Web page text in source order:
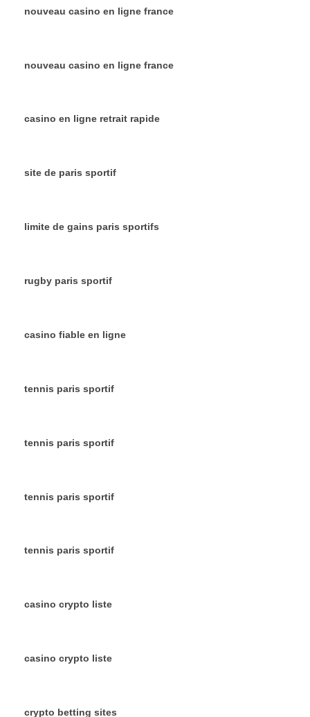
nouveau casino en ligne france
nouveau casino en ligne france
casino en ligne retrait rapide
site de paris sportif
limite de gains paris sportifs
rugby paris sportif
casino fiable en ligne
tennis paris sportif
tennis paris sportif
tennis paris sportif
tennis paris sportif
casino crypto liste
casino crypto liste
crypto betting sites